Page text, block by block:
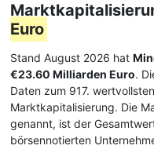
Euro
Stand August 2026 hat
€23.60 Milliarden Euro.
Daten zum 917.
Marktkapitalisierung. Die
genannt, ist der
börsennotierten